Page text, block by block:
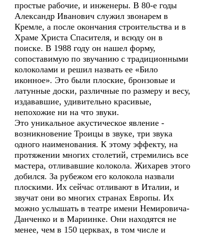
простые рабочие, и инженеры. В 80-е годы
Александр Иванович служил звонарем в
Кремле, а после окончания строительства и в
Храме Христа Спасителя, и всюду он в
поиске. В 1988 году он нашел форму,
сопоставимую по звучанию с традиционными
колоколами и решил назвать ее «Било
иконное». Это были плоские, бронзовые и
латунные доски, различные по размеру и весу,
издававшие, удивительно красивые,
непохожие ни на что звуки.
Это уникальное акустическое явление -
возникновение Троицы в звуке, три звука
одного наименования. К этому эффекту, на
протяжении многих столетий, стремились все
мастера, отливавшие колокола. Жихарев этого
добился. За рубежом его колокола назвали
плоскими. Их сейчас отливают в Италии, и
звучат они во многих странах Европы. Их
можно услышать в театре имени Немировича-
Данченко и в Мариинке. Они находятся не
менее, чем в 150 церквах, в том числе и